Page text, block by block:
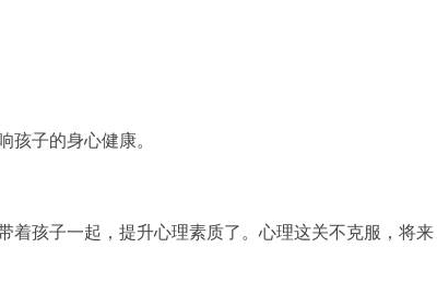
子的身心健康。
孩子一起，提升心理素质了。心理这关不克服，将来